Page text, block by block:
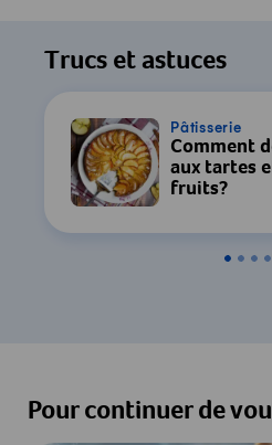
consentement au
par YouTube est
Accepter &
Trucs et astuces
Pâtisserie
Comment
aux tartes
fruits?
Pour continuer de